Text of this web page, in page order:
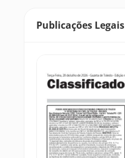
Publicações Legais